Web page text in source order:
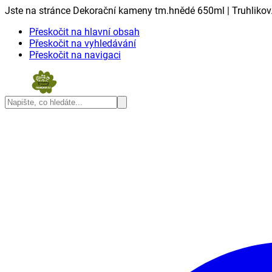
Jste na stránce Dekorační kameny tm.hnědé 650ml |
Přeskočit na hlavní obsah
Přeskočit na vyhledávání
Přeskočit na navigaci